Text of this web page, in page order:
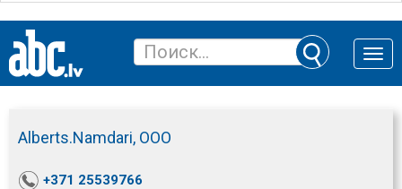
Toggle
Alberts.Namdari, ООО
+371 25539766